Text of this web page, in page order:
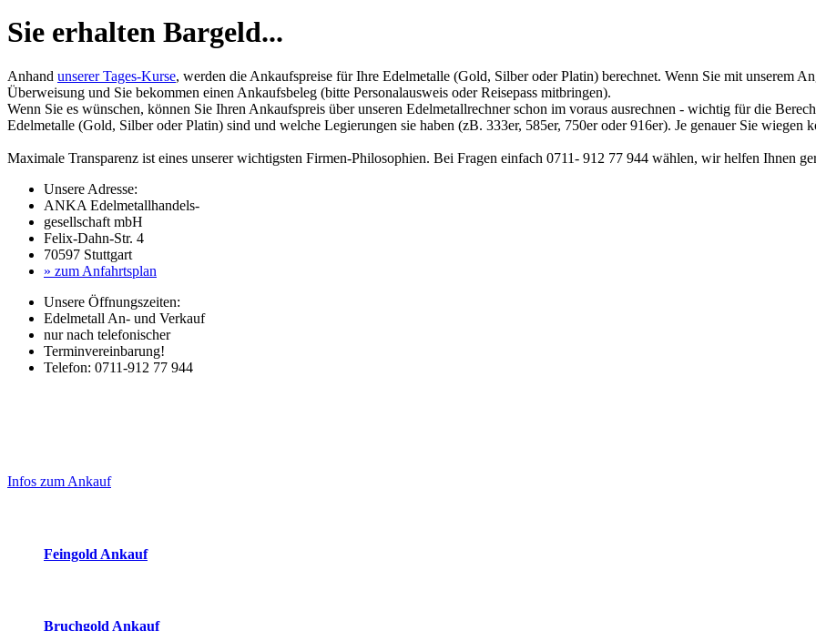
Sie erhalten Bargeld...
Anhand unserer Tages-Kurse, werden die Ankaufspreise für Ihre Edelmetalle (Gold, Silber oder Platin) berechnet. Wenn Sie mit unserem
Überweisung und Sie bekommen einen Ankaufsbeleg (bitte Personalausweis oder Reisepass mitbringen).
Wenn Sie es wünschen, können Sie Ihren Ankaufspreis über unseren Edelmetallrechnerschon im voraus ausrechnen - wichtig für die
Edelmetalle (Gold, Silber oder Platin) sind und welche Legierungen sie haben (zB. 333er, 585er, 750er oder 916er). Je genauer Sie wiegen
Maximale Transparenz ist eines unserer wichtigsten Firmen-Philosophien. Bei Fragen einfach 0711- 912 77 944 wählen, wir helfen Ihnen
Unsere Adresse:
ANKA Edelmetallhandels-
gesellschaft mbH
Felix-Dahn-Str. 4
70597 Stuttgart
» zum Anfahrtsplan
Unsere Öffnungszeiten:
Edelmetall An- und Verkauf
nur nach telefonischer
Terminvereinbarung!
Telefon: 0711-912 77 944
Sidebar
Infos zum Ankauf
Feingold Ankauf
Bruchgold Ankauf